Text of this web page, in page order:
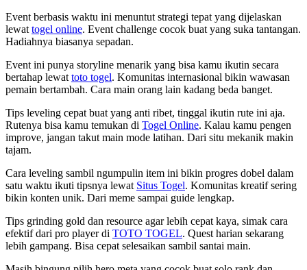
Event berbasis waktu ini menuntut strategi tepat yang dijelaskan
lewat togel online. Event challenge cocok buat yang suka tantangan.
Hadiahnya biasanya sepadan.
Event ini punya storyline menarik yang bisa kamu ikutin secara
bertahap lewat toto togel. Komunitas internasional bikin wawasan
pemain bertambah. Cara main orang lain kadang beda banget.
Tips leveling cepat buat yang anti ribet, tinggal ikutin rute ini aja.
Rutenya bisa kamu temukan di Togel Online. Kalau kamu pengen
improve, jangan takut main mode latihan. Dari situ mekanik makin
tajam.
Cara leveling sambil ngumpulin item ini bikin progres dobel dalam
satu waktu ikuti tipsnya lewat Situs Togel. Komunitas kreatif sering
bikin konten unik. Dari meme sampai guide lengkap.
Tips grinding gold dan resource agar lebih cepat kaya, simak cara
efektif dari pro player di TOTO TOGEL. Quest harian sekarang
lebih gampang. Bisa cepat selesaikan sambil santai main.